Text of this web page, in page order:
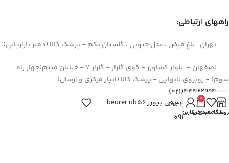
راههای ارتباطی:
تهران ، باغ فیض ، عدل جنوبی ، گلستان یکم - پزشک کالا (دفتر بازاریابی)
اصفهان – بلوار کشاورز - کوی گلزار - گلزار 7 - خیابان میثم(چهار راه
سوم) - روبروی نانوایی - پزشک کالا (انبار مرکزی و ارسال)
44422994(021)
۳۶۲۶۶۶۹۵(۰۳۱)
۰۹۱۲۹۳۷۳۶۲۶
تشک برقی بیورر beurer ub56
علاقه مندی
0
سبد خرید
حساب کاربری من